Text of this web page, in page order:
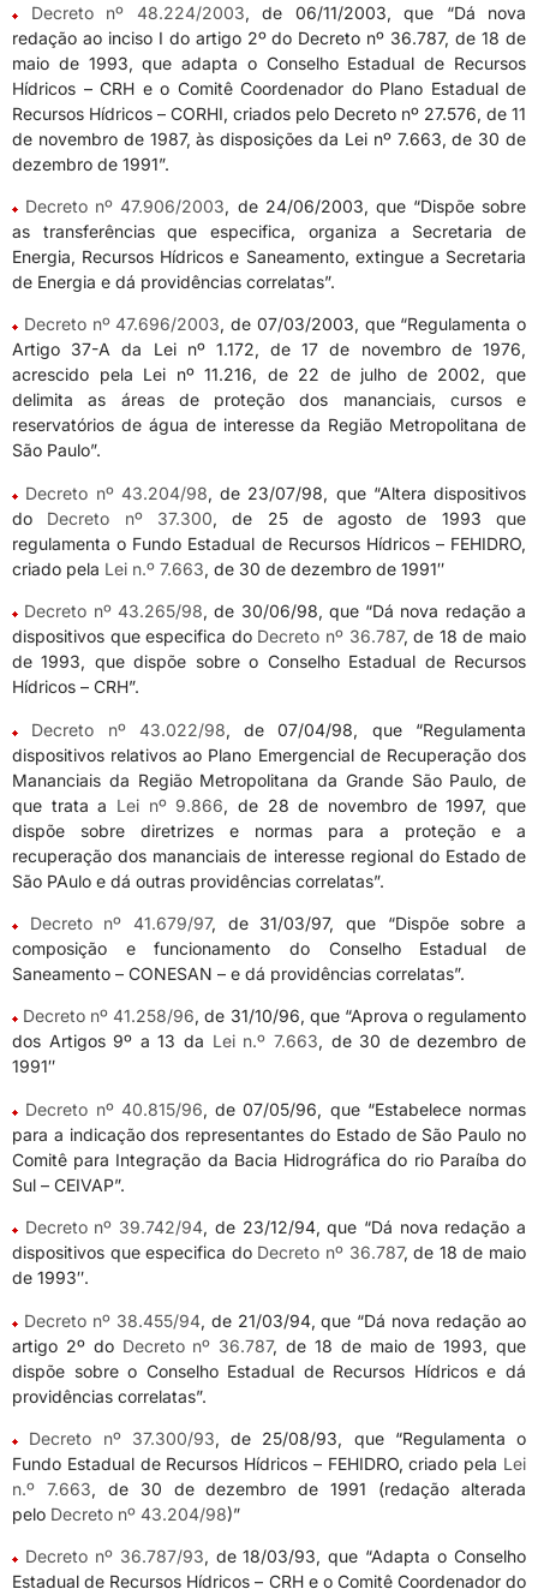
Decreto nº 48.224/2003, de 06/11/2003, que “Dá nova
redação ao inciso I do artigo 2º do Decreto nº 36.787, de 18 de
maio de 1993, que adapta o Conselho Estadual de Recursos
Hídricos – CRH e o Comitê Coordenador do Plano Estadual de
Recursos Hídricos – CORHI, criados pelo Decreto nº 27.576, de 11
de novembro de 1987, às disposições da Lei nº 7.663, de 30 de
dezembro de 1991”.
Decreto nº 47.906/2003, de 24/06/2003, que “Dispõe sobre
as transferências que especifica, organiza a Secretaria de
Energia, Recursos Hídricos e Saneamento, extingue a Secretaria
de Energia e dá providências correlatas”.
Decreto nº 47.696/2003, de 07/03/2003, que “Regulamenta o
Artigo 37-A da Lei nº 1.172, de 17 de novembro de 1976,
acrescido pela Lei nº 11.216, de 22 de julho de 2002, que
delimita as áreas de proteção dos mananciais, cursos e
reservatórios de água de interesse da Região Metropolitana de
São Paulo”.
Decreto nº 43.204/98, de 23/07/98, que “Altera dispositivos
do Decreto nº 37.300, de 25 de agosto de 1993 que
regulamenta o Fundo Estadual de Recursos Hídricos – FEHIDRO,
criado pela Lei n.º 7.663, de 30 de dezembro de 1991″
Decreto nº 43.265/98, de 30/06/98, que “Dá nova redação a
dispositivos que especifica do Decreto nº 36.787, de 18 de maio
de 1993, que dispõe sobre o Conselho Estadual de Recursos
Hídricos – CRH”.
Decreto nº 43.022/98, de 07/04/98, que “Regulamenta
dispositivos relativos ao Plano Emergencial de Recuperação dos
Mananciais da Região Metropolitana da Grande São Paulo, de
que trata a Lei nº 9.866, de 28 de novembro de 1997, que
dispõe sobre diretrizes e normas para a proteção e a
recuperação dos mananciais de interesse regional do Estado de
São PAulo e dá outras providências correlatas”.
Decreto nº 41.679/97, de 31/03/97, que “Dispõe sobre a
composição e funcionamento do Conselho Estadual de
Saneamento – CONESAN – e dá providências correlatas”.
Decreto nº 41.258/96, de 31/10/96, que “Aprova o regulamento
dos Artigos 9º a 13 da Lei n.º 7.663, de 30 de dezembro de
1991″
Decreto nº 40.815/96, de 07/05/96, que “Estabelece normas
para a indicação dos representantes do Estado de São Paulo no
Comitê para Integração da Bacia Hidrográfica do rio Paraíba do
Sul – CEIVAP”.
Decreto nº 39.742/94, de 23/12/94, que “Dá nova redação a
dispositivos que especifica do Decreto nº 36.787, de 18 de maio
de 1993″.
Decreto nº 38.455/94, de 21/03/94, que “Dá nova redação ao
artigo 2º do Decreto nº 36.787, de 18 de maio de 1993, que
dispõe sobre o Conselho Estadual de Recursos Hídricos e dá
providências correlatas”.
Decreto nº 37.300/93, de 25/08/93, que “Regulamenta o
Fundo Estadual de Recursos Hídricos – FEHIDRO, criado pela Lei
n.º 7.663, de 30 de dezembro de 1991 (redação alterada
pelo Decreto nº 43.204/98)”
Decreto nº 36.787/93, de 18/03/93, que “Adapta o Conselho
Estadual de Recursos Hídricos – CRH e o Comitê Coordenador do